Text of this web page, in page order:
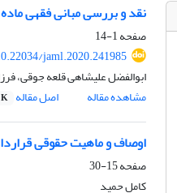
نقد و بررسی مبانی فقهی ماده 808 قانون مدنی (اختصاص حق شفعه به اموال غیرمنقول)
صفحه1-14
jaml.2020.241985
ابوالفضل علیشاهی قلعه جوقی،
مشاهده مقاله
اصل مقاله
اوصاف و ماهیت حقوقی
صفحه15-30
کامل حمید